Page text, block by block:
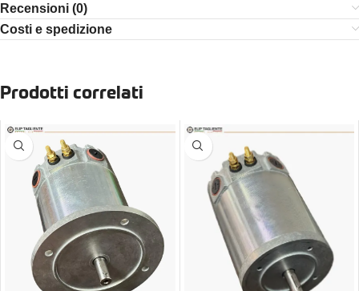
Recensioni (0)
Costi e spedizione
Prodotti correlati